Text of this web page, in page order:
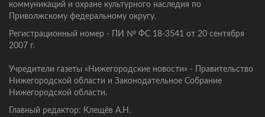
коммуникаций и охране культурного наследия по
Приволжскому федеральному округу.
Регистрационный номер - ПИ № ФС 18-3541 от 20 сентября
2007 г.
Учредители газеты «Нижегородские новости» - Правительство
Нижегородской области и Законодательное Собрание
Нижегородской области.
Главный редактор: Клещёв А.Н.